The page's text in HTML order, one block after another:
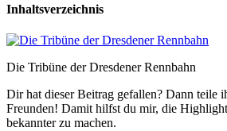
Inhaltsverzeichnis
Die Tribüne der Dresdener Rennbahn
Dir hat dieser Beitrag gefallen? Dann teile
Freunden! Damit hilfst du mir, die
bekannter zu machen.